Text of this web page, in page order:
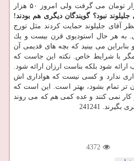
گرفت، امروز باید ۹۰۰ هزار تومان می گرفت ولی امروز ۵۰ هزار
نبود؟ گویندگان دیگری هم بودند!
آقای جلیلوند حمایت كردند مثل تورج
به هر حال استودیوی قرن بیست و یك
می بینید كه بچه های قدیمی آن
مگر با شرایط خاص. نكته این جاست كه
شود بلكه بناست ارزان ارائه شود.
ندارد و كسی نیست كه هواداری اش
تر تمام بشود، بهتر است. این است كه
كار نمی كنند و عده كمی هم كه می روند
241241
4372